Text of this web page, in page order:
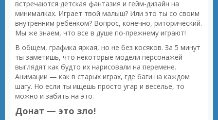
встречаются детская фантазия и гейм-дизайн на
минималках. Играет твой малыш? Или это ты со своим
внутренним ребёнком? Вопрос, конечно, риторический.
Мы же знаем, что все в душе по-прежнему играют!
В общем, графика яркая, но не без косяков. За 5 минут
ты заметишь, что некоторые модели персонажей
выглядят как будто их нарисовали на перемене.
Анимации — как в старых играх, где баги на каждом
шагу. Но если ты ищешь просто угар и веселье, то
можно и забить на это.
Донат — это зло!